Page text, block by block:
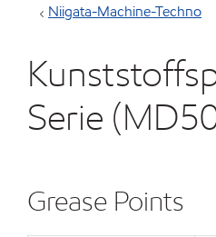
Niigata-Machine-Techno
Serie
Grease Points